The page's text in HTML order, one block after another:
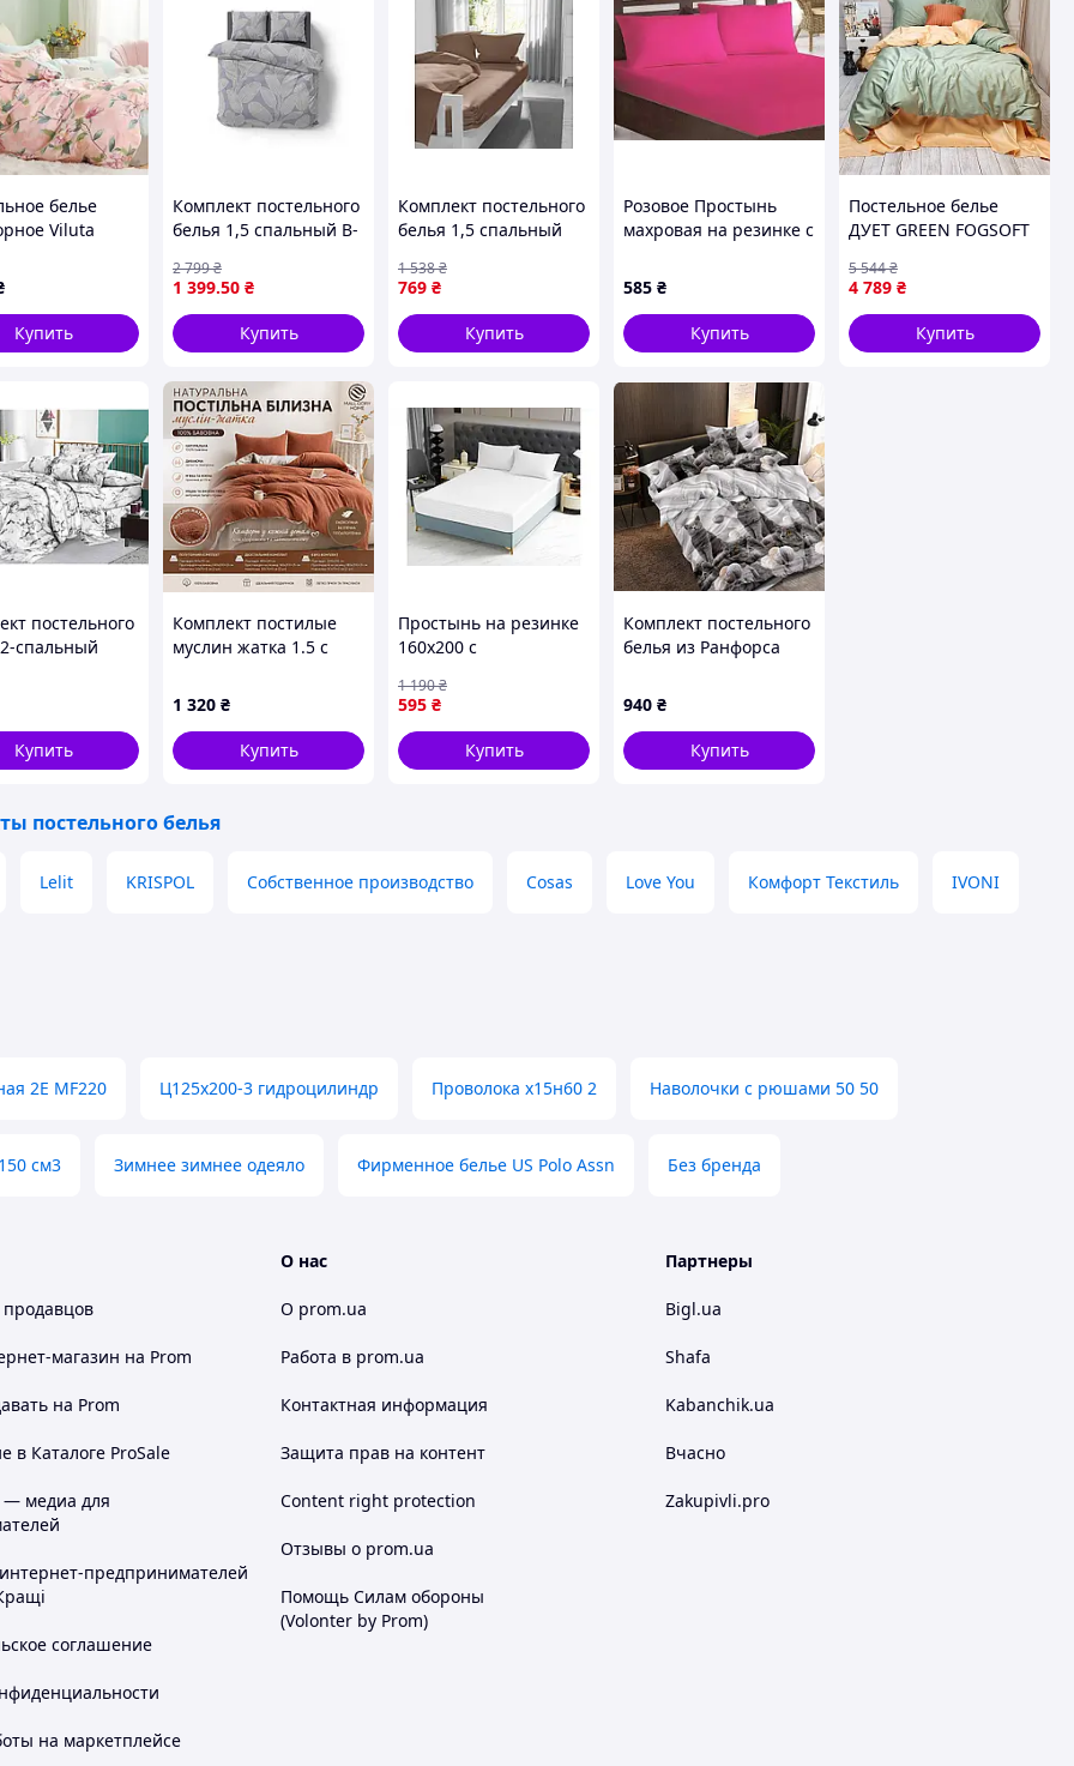
вами, чтобы согласовать все детали.
карту, при получении, наличными.
по всей Украине. Отправка 1–2 дня
рады каждому клиенту!!!
белье
Viluta
см
Купить
Комплект постельного
белья 1,5 спальный B-
комфортного сна с
наволочками 50х70
1 399.50 ₴
2 799₴
Купить
Комплект постельного
белья 1,5 спальный
комфортного сна и
отдыха 160 P-0224
50х70
769 ₴
1 538₴
Купить
Розовое Простынь
махровая на резинке с
(220х240+30 см)
585 ₴
Купить
Постельное белье
ДУЕТ GREEN FOGSOFT
двуспальное
салатовый
персиковый сатин
Турция Seli Постільна
4 789 ₴
5 544₴
Купить
постельного
спальный
CONSTANCY
Купить
Комплект постилые
муслин жатка 1.5 с
140*200см цвет
шоколад - серый
1 320 ₴
Купить
Простынь на резинке
160х200 с
для кровати белая из
полиэстера ТМ
MALLORY HOME
595 ₴
1 190₴
Купить
Комплект постельного
белья из Ранфорса
940 ₴
Купить
постельного белья
Lelit KRISPOL Собственное производство Cosas Love You Комфорт Текстиль IVONI
2E MF220 Ц125х200-3 гидроцилиндр Проволока х15н60 2 Наволочки с рюшами 50 50
см3 Зимнее зимнее одеяло Фирменное белье US Polo Assn Без бренда
магазин на Prom
на Prom
в Каталоге ProSale
— медиа для
предпринимателей
соглашение
на маркетплейсе
О нас
О prom.ua
Работа в prom.ua
Контактная информация
Защита прав на контент
Content right protection
Отзывы о prom.ua
Помощь Силам обороны
(Volonter by Prom)
Партнеры
Bigl.ua
Shafa
Kabanchik.ua
Вчасно
Zakupivli.pro